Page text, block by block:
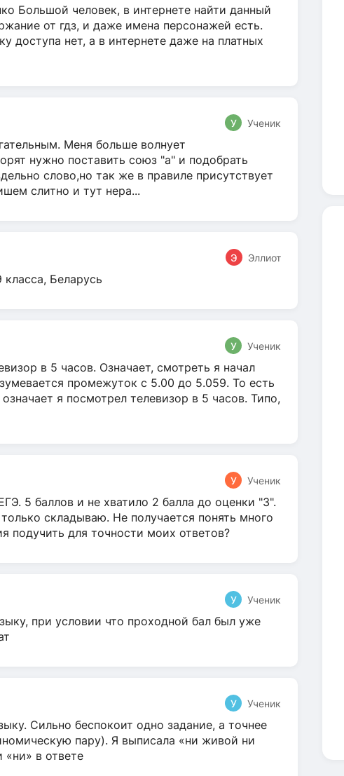
Большой человек, в интернете найти данный
от гдз, и даже имена персонажей есть.
доступа нет, а в интернете даже на платных
У Ученик
Меня больше волнует
нужно поставить союз "а" и подобрать
слово,но так же в правиле присутствует
слитно и тут нера...
Э Эллиот
Беларусь
У Ученик
в 5 часов. Означает, смотреть я начал
промежуток с 5.00 до 5.059. То есть
я посмотрел телевизор в 5 часов. Типо,
У Ученик
5 баллов и не хватило 2 балла до оценки "3".
складываю. Не получается понять много
подучить для точности моих ответов?
У Ученик
при условии что проходной бал был уже
У Ученик
Сильно беспокоит одно задание, а точнее
пару). Я выписала «ни живой ни
в ответе